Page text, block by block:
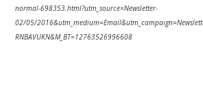
normal-698353.html?utm_source=Newsletter-
02/05/
RNBAVUKN&M_BT=12763526996608